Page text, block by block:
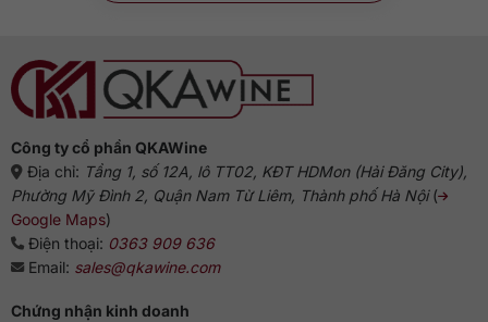
Công ty cổ phần QKAWine
Địa chỉ: Tầng 1, số 12A, lô TT02, KĐT HDMon (Hải Đăng City),
Phường Mỹ Đình 2, Quận Nam Từ Liêm, Thành phố Hà Nội(
Google Maps)
Điện thoại: 0363 909 636
Email: sales@qkawine.com
Chứng nhận kinh doanh